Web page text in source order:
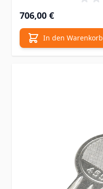
706,00 €
In den Warenkorb